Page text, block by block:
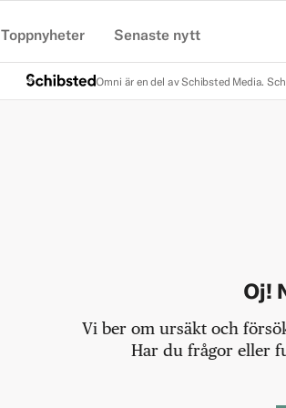
Toppnyheter Senaste nytt
Omni är en del av Schibsted Media.
Oj!
Vi ber om ursäkt och
Har du frågor eller